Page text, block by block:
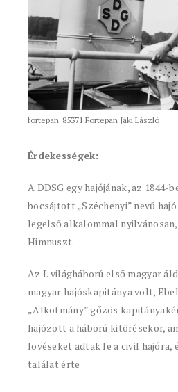
fortepan_85371 Fortepan Jáki László
Érdekességek:
A DDSG egy hajójának, az 1844-
bocsájtott „Széchenyi” nevű
legelső alkalommal nyilvánosan,
Himnuszt.
Az I. világháború első magyar
magyar hajóskapitánya volt,
„Alkotmány” gőzös
hajózott a háború kitörésekor,
lövéseket adtak le a civil hajóra,
találat érte